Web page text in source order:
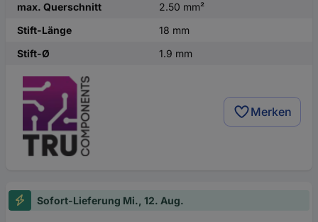
max. Querschnitt
2.50 mm²
Stift-Länge
18 mm
Stift-Ø
1.9 mm
Merken
Sofort-Lieferung Mi., 12. Aug.